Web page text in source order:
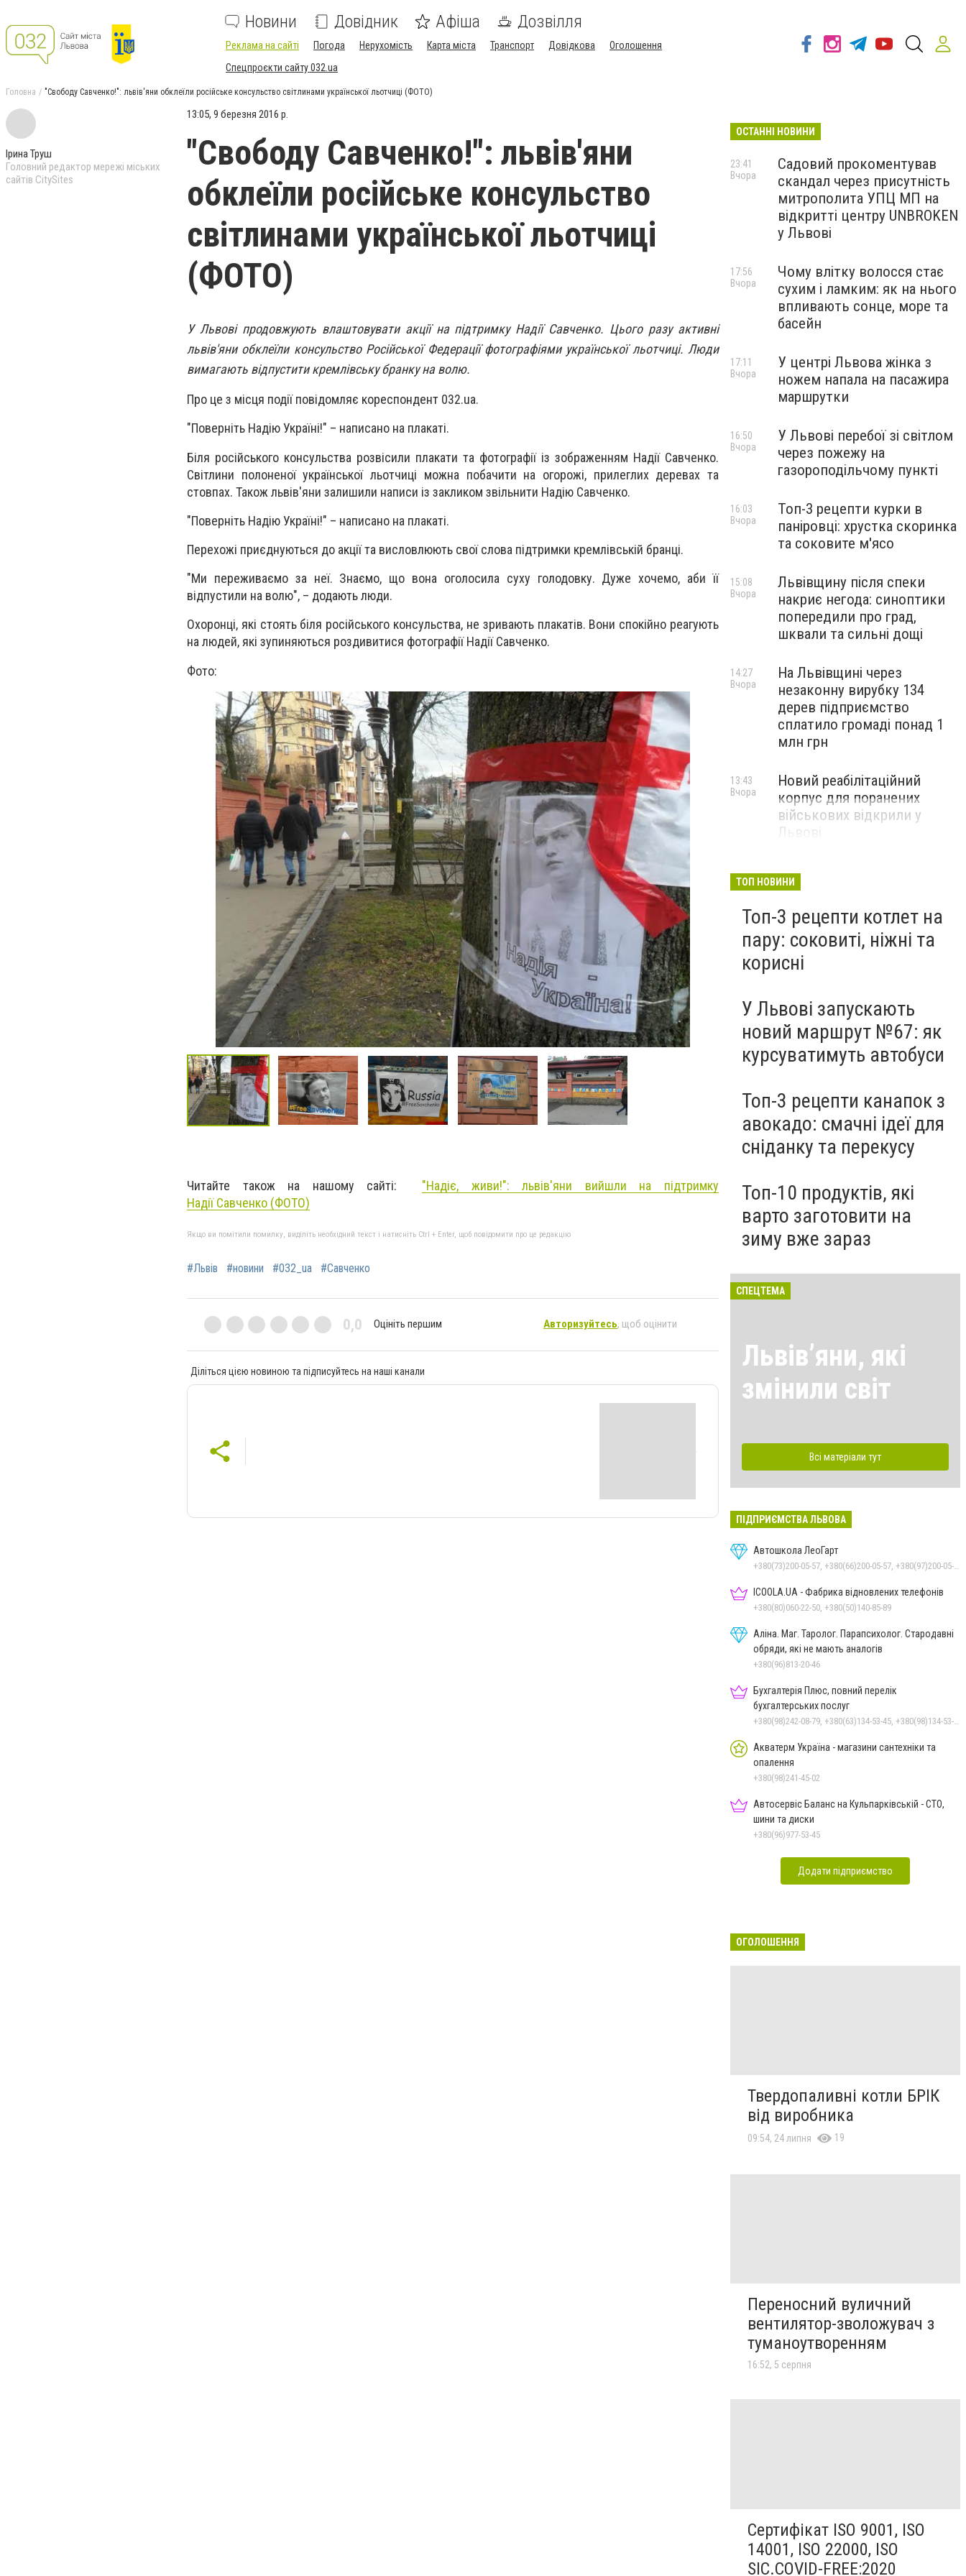
Новини Довідник Афіша Дозвілля
Реклама на сайті Погода Нерухомість Карта міста Транспорт Довідкова
Оголошення
Спецпроєкти сайту 032.ua
Головна "Свободу Савченко!": львів'яни обклеїли російське консульство світлинами української льотчиці (ФОТО)
Ірина Труш
Головний редактор мережі міських
сайтів CitySites
13:05, 9 березня 2016 р.
"Свободу Савченко!": львів'яни
обклеїли російське консульство
світлинами української льотчиці
(ФОТО)
У Львові продовжують влаштовувати акції на підтримку Надії Савченко. Цього разу активні
львів'яни обклеїли консульство Російської Федерації фотографіями української льотчиці. Люди
вимагають відпустити кремлівську бранку на волю.
Про це з місця події повідомляє кореспондент 032.ua.
"Поверніть Надію Україні!" – написано на плакаті.
Біля російського консульства розвісили плакати та фотографії із зображенням Надії Савченко.
Світлини полоненої української льотчиці можна побачити на огорожі, прилеглих деревах та
стовпах. Також львів'яни залишили написи із закликом звільнити Надію Савченко.
"Поверніть Надію Україні!" – написано на плакаті.
Перехожі приєднуються до акції та висловлюють свої слова підтримки кремлівській бранці.
"Ми переживаємо за неї. Знаємо, що вона оголосила суху голодовку. Дуже хочемо, аби її
відпустили на волю", – додають люди.
Охоронці, які стоять біля російського консульства, не зривають плакатів. Вони спокійно реагують
на людей, які зупиняються роздивитися фотографії Надії Савченко.
Фото:
Читайте також на нашому сайті: "Надіє, живи!": львів'яни вийшли на підтримку
Надії Савченко (ФОТО)
Якщо ви помітили помилку, виділіть необхідний текст і натисніть Ctrl + Enter, щоб повідомити про це редакцію
#Львів #новини #032_ua #Савченко
0,0 Оцініть першим Авторизуйтесь, щоб оцінити
Діліться цією новиною та підписуйтесь на наші канали
ОСТАННІ НОВИНИ
Садовий прокоментував
скандал через присутність
митрополита УПЦ МП на
відкритті центру UNBROKEN
у Львові
23:41
Вчора
Чому влітку волосся стає
сухим і ламким: як на нього
впливають сонце, море та
басейн
17:56
Вчора
У центрі Львова жінка з
ножем напала на пасажира
маршрутки
17:11
Вчора
У Львові перебої зі світлом
через пожежу на
газороподільчому пункті
16:50
Вчора
Топ-3 рецепти курки в
паніровці: хрустка скоринка
та соковите м'ясо
16:03
Вчора
Львівщину після спеки
накриє негода: синоптики
попередили про град,
шквали та сильні дощі
15:08
Вчора
На Львівщині через
незаконну вирубку 134
дерев підприємство
сплатило громаді понад 1
млн грн
14:27
Вчора
Новий реабілітаційний
корпус для поранених
військових відкрили у
Львові
13:43
Вчора
ТОП НОВИНИ
Топ-3 рецепти котлет на
пару: соковиті, ніжні та
корисні
У Львові запускають
новий маршрут №67: як
курсуватимуть автобуси
Топ-3 рецепти канапок з
авокадо: смачні ідеї для
сніданку та перекусу
Топ-10 продуктів, які
варто заготовити на
зиму вже зараз
СПЕЦТЕМА
Львівʼяни, які
змінили світ
Всі матеріали тут
ПІДПРИЄМСТВА ЛЬВОВА
Автошкола ЛеоГарт
ICOOLA.UA - Фабрика відновлених телефонів
+380(80)060-22-50, +380(50)140-85-89
Аліна. Маг. Таролог. Парапсихолог. Стародавні
обряди, які не мають аналогів
+380(96)813-20-46
Бухгалтерія Плюс, повний перелік
бухгалтерських послуг
Акватерм Україна - магазини сантехніки та
опалення
+380(98)241-45-02
Автосервіс Баланс на Кульпарківській - СТО,
шини та диски
+380(96)977-53-45
Додати підприємство
ОГОЛОШЕННЯ
Твердопаливні котли БРІК
від виробника
09:54, 24 липня 19
Переносний вуличний
вентилятор-зволожувач з
туманоутворенням
16:52, 5 серпня
Сертифікат ISO 9001, ISO
14001, ISO 22000, ISO
SIC.COVID-FREE:2020